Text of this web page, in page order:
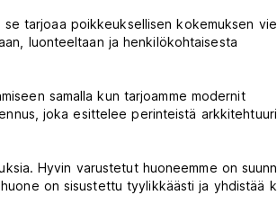
tarjoaa poikkeuksellisen kokemuksen
luonteeltaan ja henkilökohtaisesta
samalla kun tarjoamme modernit
joka esittelee perinteistä
Hyvin varustetut huoneemme on
on sisustettu tyylikkäästi ja yhdistää